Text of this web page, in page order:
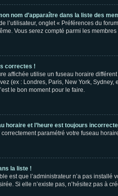
nom d’apparaître dans la liste des
l’utilisateur, onglet « Préférences du
Vous serez compté parmi les
correctes !
affichée utilise un fuseau horaire
(ex : Londres, Paris, New York,
le bon moment pour le faire.
horaire et l’heure est toujours
correctement paramétré votre fuseau
la liste !
est que l’administrateur n’a pas
Si elle n’existe pas, n’hésitez pas à